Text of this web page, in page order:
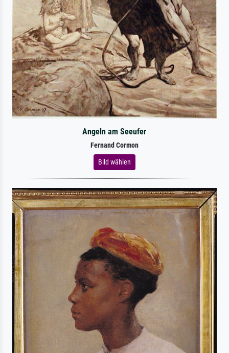
Angeln am Seeufer
Fernand Cormon
Bild wählen